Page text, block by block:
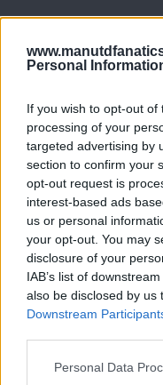
Personal
If you wish to opt-out
processing of your
targeted advertising by
section to confirm your
opt-out request is
interest-based ads
us or personal
your opt-out. You may
disclosure of your
IAB’s list of
also be disclosed by us
Downstream
Please note that this
Personal Data